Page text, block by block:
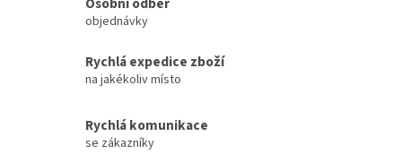
s
objednávky
Rychlá expedice zboží
na jakékoliv místo
Rychlá komunikace
se zákazníky